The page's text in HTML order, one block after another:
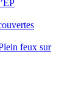
feux sur